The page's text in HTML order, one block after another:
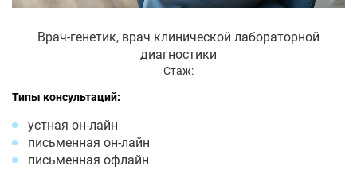
Врач-генетик, врач клинической лабораторной
диагностики
Стаж:
Типы консультаций:
устная он-лайн
письменная он-лайн
письменная офлайн